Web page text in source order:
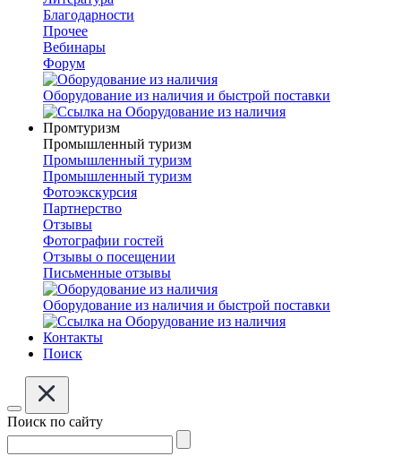
Благодарности
Прочее
Вебинары
Форум
Оборудование из наличия и быстрой поставки
Промтуризм
Промышленный туризм
Промышленный туризм
Промышленный туризм
Фотоэкскурсия
Партнерство
Отзывы
Фотографии гостей
Отзывы о посещении
Письменные отзывы
Оборудование из наличия и быстрой поставки
Контакты
Поиск
Поиск по сайту